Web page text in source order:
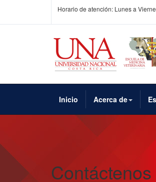
Horario de atención: Lunes a
Inicio Acerca de
Contáctenos